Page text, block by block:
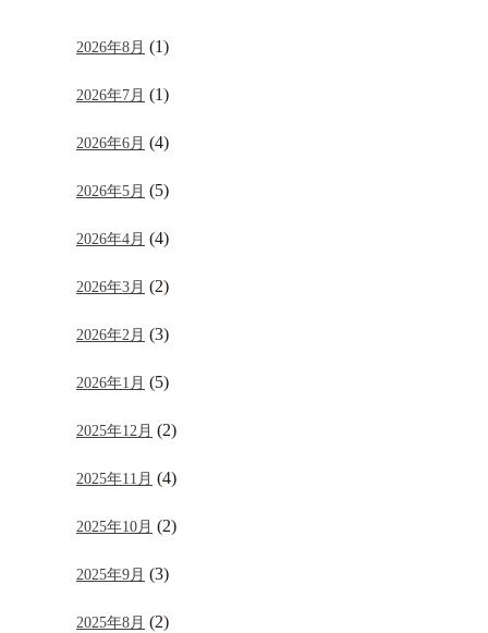
2026年8月 (1)
2026年7月 (1)
2026年6月 (4)
2026年5月 (5)
2026年4月 (4)
2026年3月 (2)
2026年2月 (3)
2026年1月 (5)
2025年12月 (2)
2025年11月 (4)
2025年10月 (2)
2025年9月 (3)
2025年8月 (2)